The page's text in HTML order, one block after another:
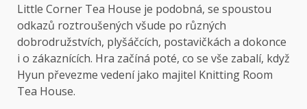
Little Corner Tea House je podobná, se spoustou
odkazů roztroušených všude po různých
dobrodružstvích, plyšáčcích, postavičkách a dokonce
i o zákaznících. Hra začíná poté, co se vše zabalí, když
Hyun převezme vedení jako majitel Knitting Room
Tea House.